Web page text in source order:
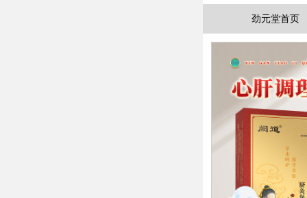
劲元堂首页